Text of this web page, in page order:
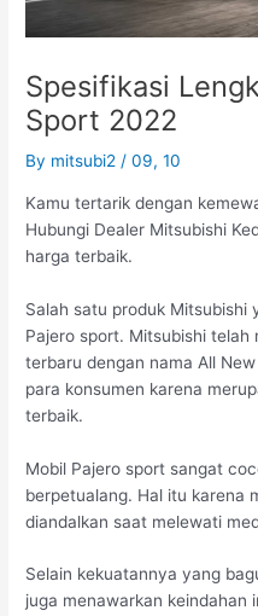
Spesifikasi
Sport 2022
By mitsubi2 /09, 10
Kamu tertarik dengan
Hubungi Dealer Mitsubishi
harga terbaik.
Salah satu produk Mitsubishi
Pajero sport. Mitsubishi telah
terbaru dengan nama All
para konsumen karena
terbaik.
Mobil Pajero sport sangat
berpetualang. Hal itu karena
diandalkan saat melewati
Selain kekuatannya yang
juga menawarkan keindahan